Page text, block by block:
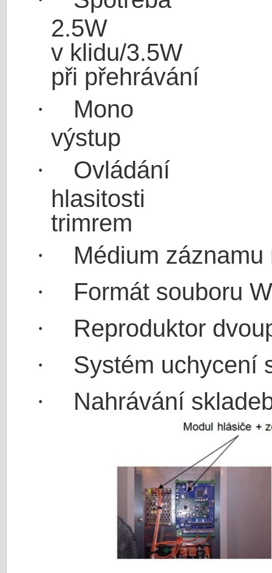
2.5W
v klidu/3.5W
při přehrávání
·
Mono
výstup
·
Ovládání
hlasitosti
trimrem
· Médium
· Formát souboru
· Reproduktor
· Systém uchycení
· Nahrávání